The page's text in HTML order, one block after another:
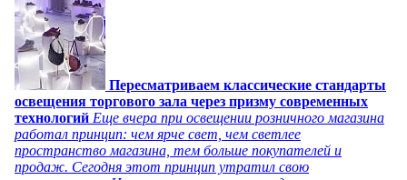
Пересматриваем классические стандарты
освещения торгового зала через призму современных
технологий Еще вчера при освещении розничного магазина
работал принцип: чем ярче свет, чем светлее
пространство магазина, тем больше покупателей и
продаж. Сегодня этот принцип утратил свою